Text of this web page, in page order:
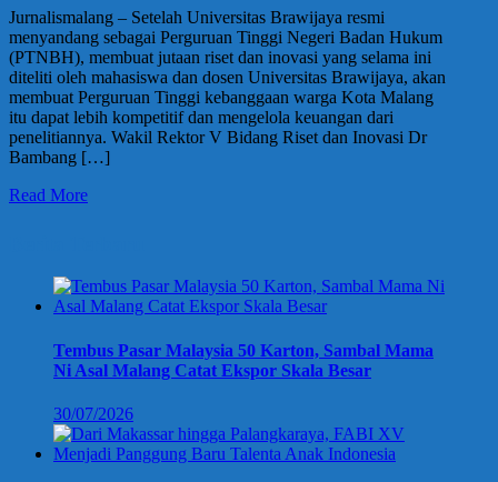
Jurnalismalang – Setelah Universitas Brawijaya resmi
menyandang sebagai Perguruan Tinggi Negeri Badan Hukum
(PTNBH), membuat jutaan riset dan inovasi yang selama ini
diteliti oleh mahasiswa dan dosen Universitas Brawijaya, akan
membuat Perguruan Tinggi kebanggaan warga Kota Malang
itu dapat lebih kompetitif dan mengelola keuangan dari
penelitiannya. Wakil Rektor V Bidang Riset dan Inovasi Dr
Bambang […]
Read More
Tembus Pasar Malaysia 50 Karton, Sambal Mama
Ni Asal Malang Catat Ekspor Skala Besar
30/07/2026